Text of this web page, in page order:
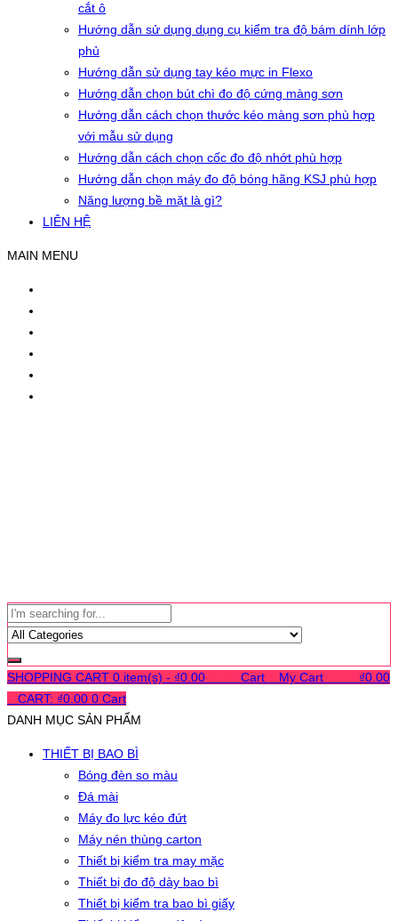
cắt ô
Hướng dẫn sử dụng dụng cụ kiểm tra độ bám dính lớp
phủ
Hướng dẫn sử dụng tay kéo mực in Flexo
Hướng dẫn chọn bút chì đo độ cứng màng sơn
Hướng dẫn cách chọn thước kéo màng sơn phù hợp
với mẫu sử dụng
Hướng dẫn cách chọn cốc đo độ nhớt phù hợp
Hướng dẫn chọn máy đo độ bóng hãng KSJ phù hợp
Năng lượng bề mặt là gì?
LIÊN HỆ
MAIN MENU
SHOPPING CART 0 item(s) - ₫0.00 Cart My Cart ₫0.00
CART: ₫0.00 0 Cart
DANH MỤC SẢN PHẨM
THIẾT BỊ BAO BÌ
Bóng đèn so màu
Đá mài
Máy đo lực kéo đứt
Máy nén thùng carton
Thiết bị kiểm tra may mặc
Thiết bị đo độ dày bao bì
Thiết bị kiểm tra bao bì giấy